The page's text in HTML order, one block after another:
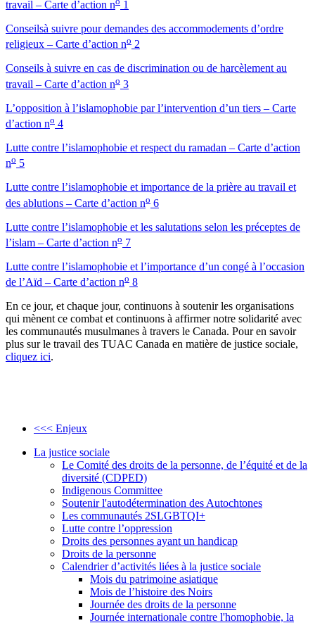
travail – Carte d’action n
1
Conseilsà suivre pour demandes des accommodements d’ordre
religieux – Carte d’action no 2
Conseils à suivre en cas de discrimination ou de harcèlement au
travail – Carte d’action no 3
L’opposition à l’islamophobie par l’intervention d’un tiers – Carte
d’action no 4
Lutte contre l’islamophobie et respect du ramadan – Carte d’action
no 5
Lutte contre l’islamophobie et importance de la prière au travail et
des ablutions – Carte d’action no 6
Lutte contre l’islamophobie et les salutations selon les préceptes de
l’islam – Carte d’action no 7
Lutte contre l’islamophobie et l’importance d’un congé à l’occasion
de l’Aïd – Carte d’action no 8
En ce jour, et chaque jour, continuons à soutenir les organisations
qui mènent ce combat et continuons à affirmer notre solidarité avec
les communautés musulmanes à travers le Canada. Pour en savoir
plus sur le travail des TUAC Canada en matière de justice sociale,
cliquez ici.
<<< Enjeux
La justice sociale
Le Comité des droits de la personne, de l’équité et de la
diversité (CDPED)
Indigenous Committee
Soutenir l'autodétermination des Autochtones
Les communautés 2SLGBTQI+
Lutte contre l’oppression
Droits des personnes ayant un handicap
Droits de la personne
Calendrier d’activités liées à la justice sociale
Mois du patrimoine asiatique
Mois de l’histoire des Noirs
Journée des droits de la personne
Journée internationale contre l'homophobie, la